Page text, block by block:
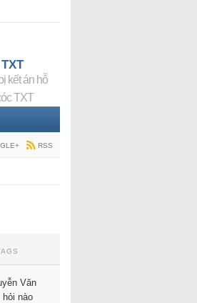
kết án hỗ
TXT
RSS
Văn
nào